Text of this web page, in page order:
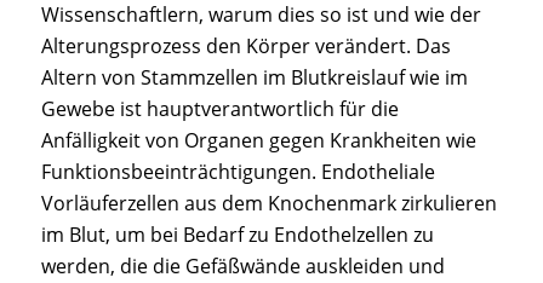
Wissenschaftlern, warum dies so ist und wie der
Alterungsprozess den Körper verändert. Das
Altern von Stammzellen im Blutkreislauf wie im
Gewebe ist hauptverantwortlich für die
Anfälligkeit von Organen gegen Krankheiten wie
Funktionsbeeinträchtigungen. Endotheliale
Vorläuferzellen aus dem Knochenmark zirkulieren
im Blut, um bei Bedarf zu Endothelzellen zu
werden, die die Gefäßwände auskleiden und